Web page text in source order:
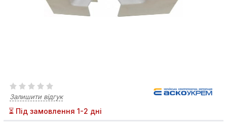
Залишити відгук
⏳ Під замовлення 1-2 дні